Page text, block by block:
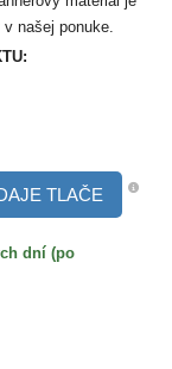
našej ponuke.
TLAČE
dní (po